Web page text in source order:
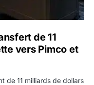
de 11
vers Pimco et
de 11 milliards de dollars